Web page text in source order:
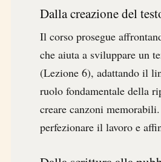
Dalla creazione del
Il corso prosegue
che aiuta a sviluppare un
(Lezione 6), adattando il
ruolo fondamentale della
creare canzoni
perfezionare il lavoro e